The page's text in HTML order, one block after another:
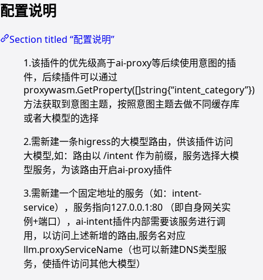
配置说明
Section titled “配置说明”
1.该插件的优先级高于ai-proxy等后续使用意图的插
件，后续插件可以通过
proxywasm.GetProperty([]string{“intent_category”})
方法获取到意图主题，按照意图主题去做不同缓存库
或者大模型的选择
2.需新建一条higress的大模型路由，供该插件访问
大模型,如：路由以 /intent 作为前缀，服务选择大模
型服务，为该路由开启ai-proxy插件
3.需新建一个固定地址的服务（如：intent-
service），服务指向127.0.0.1:80 （即自身网关实
例+端口），ai-intent插件内部需要该服务进行调
用，以访问上述新增的路由,服务名对应
llm.proxyServiceName（也可以新建DNS类型服
务，使插件访问其他大模型）